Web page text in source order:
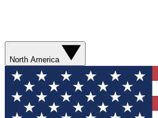
North America